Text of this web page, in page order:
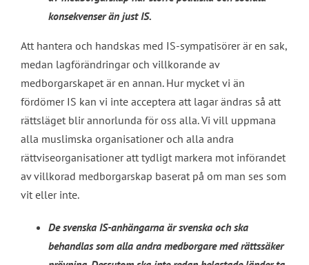
konsekvenser än just IS.
Att hantera och handskas med IS-sympatisörer är en sak,
medan lagförändringar och villkorande av
medborgarskapet är en annan. Hur mycket vi än
fördömer IS kan vi inte acceptera att lagar ändras så att
rättsläget blir annorlunda för oss alla. Vi vill uppmana
alla muslimska organisationer och alla andra
rättviseorganisationer att tydligt markera mot införandet
av villkorad medborgarskap baserat på om man ses som
vit eller inte.
De svenska IS-anhängarna är svenska och ska
behandlas som alla andra medborgare med rättssäker